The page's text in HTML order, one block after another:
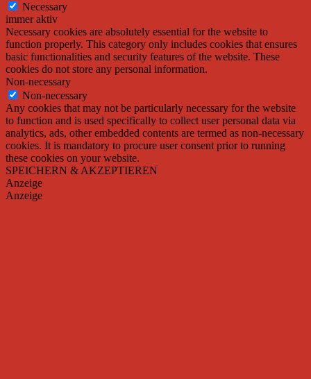
Necessary
immer aktiv
Necessary cookies are absolutely essential for the website to
function properly. This category only includes cookies that ensures
basic functionalities and security features of the website. These
cookies do not store any personal information.
Non-necessary
Non-necessary
Any cookies that may not be particularly necessary for the website
to function and is used specifically to collect user personal data via
analytics, ads, other embedded contents are termed as non-necessary
cookies. It is mandatory to procure user consent prior to running
these cookies on your website.
SPEICHERN & AKZEPTIEREN
Anzeige
Anzeige